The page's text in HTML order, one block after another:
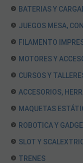
BATERIAS Y
JUEGOS MESA,
FILAMENTO
MOTORES Y
CURSOS Y
ACCESORIOS,
MAQUETAS
ROBOTICA Y
SLOT Y
TRENES